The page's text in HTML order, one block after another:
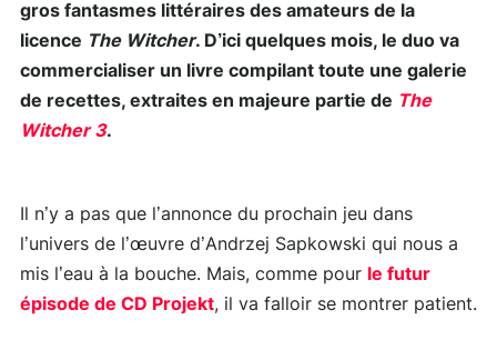
gros fantasmes littéraires des amateurs de la
licence The Witcher. D’ici quelques mois, le duo va
commercialiser un livre compilant toute une galerie
de recettes, extraites en majeure partie de The
Witcher 3.
Il n’y a pas que l’annonce du prochain jeu dans
l’univers de l’œuvre d’Andrzej Sapkowski qui nous a
mis l’eau à la bouche. Mais, comme pour le futur
épisode de CD Projekt, il va falloir se montrer patient.